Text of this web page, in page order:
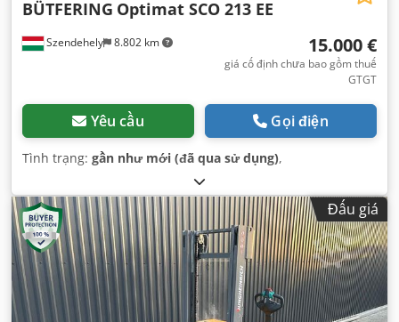
Szendehely 8.802 km
BÜTFERING Optimat SCO 213 EE
15.000 €
giá cố định chưa bao gồm thuế
GTGT
Yêu cầu Gọi điện
Tình trạng: gần như mới (đã qua sử dụng),
Đấu giá